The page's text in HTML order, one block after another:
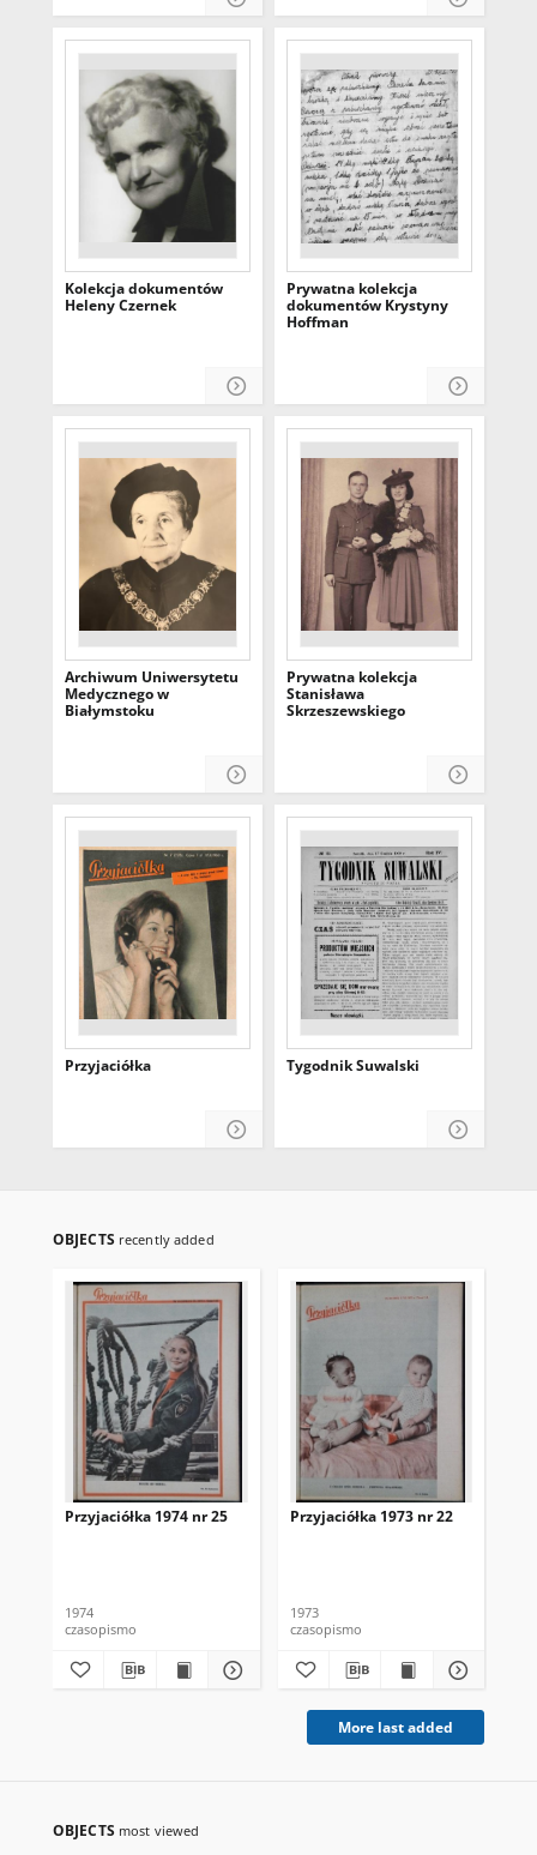
Kolekcja dokumentów
Heleny Czernek
Prywatna kolekcja
dokumentów Krystyny
Hoffman
Archiwum Uniwersytetu
Medycznego w
Białymstoku
Prywatna kolekcja
Stanisława
Skrzeszewskiego
Przyjaciółka Tygodnik Suwalski
OBJECTS recently added
Przyjaciółka 1974 nr 25
1974
czasopismo
Przyjaciółka 1973 nr 22
1973
czasopismo
More last added
OBJECTS most viewed